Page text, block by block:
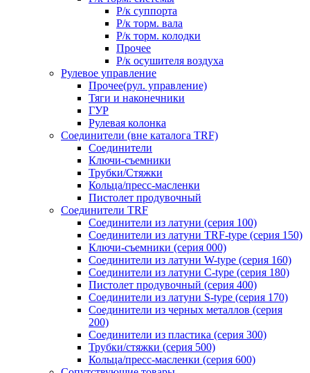
Р/к суппорта
Р/к торм. вала
Р/к торм. колодки
Прочее
Р/к осушителя воздуха
Рулевое управление
Прочее(рул. управление)
Тяги и наконечники
ГУР
Рулевая колонка
Соединители (вне каталога TRF)
Соединители
Ключи-cъемники
Трубки/Стяжки
Кольца/пресс-масленки
Пистолет продувочный
Соединители TRF
Соединители из латуни (серия 100)
Соединители из латуни TRF-type (серия 150)
Ключи-съемники (серия 000)
Соединители из латуни W-type (серия 160)
Соединители из латуни С-type (серия 180)
Пистолет продувочный (серия 400)
Соединители из латуни S-type (серия 170)
Соединители из черных металлов (серия
200)
Соединители из пластика (серия 300)
Трубки/стяжки (серия 500)
Кольца/пресс-масленки (серия 600)